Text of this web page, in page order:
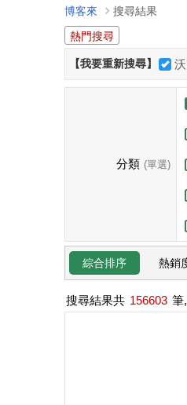
博客來
搜尋結果
熱門搜尋
【我要重新搜尋】
分類 (單選)
綜合排序 熱銷
搜尋結果共 156603 筆